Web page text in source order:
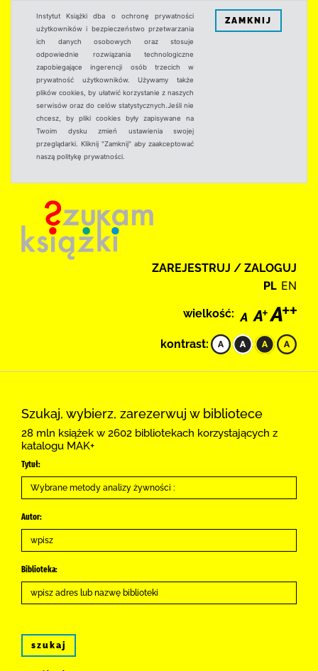
Instytut Książki dba o ochronę prywatności
użytkowników i bezpieczeństwo przetwarzania
ich danych osobowych oraz stosuje
odpowiednie rozwiązania technologiczne
zapobiegające ingerencji osób trzecich w
prywatność użytkowników. Używamy także
plików cookies, by ułatwić korzystanie z naszych
serwisów oraz do celów statystycznych.Jeśli nie
chcesz, by pliki cookies były zapisywane na
Twoim dysku zmień ustawienia swojej
przeglądarki. Kliknij "Zamknij" aby zaakceptować
naszą politykę prywatności.
ZAMKNIJ
ZAREJESTRUJ / ZALOGUJ
PL EN
wielkość:
kontrast:
Szukaj, wybierz, zarezerwuj w bibliotece
28 mln książek w 2602 bibliotekach korzystających z
katalogu MAK+
Tytuł:
Autor:
Biblioteka:
szukaj